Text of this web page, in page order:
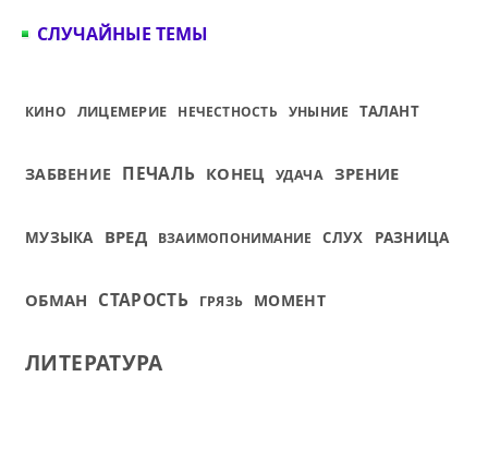
СЛУЧАЙНЫЕ ТЕМЫ
КИНО ЛИЦЕМЕРИЕ НЕЧЕСТНОСТЬ УНЫНИЕ ТАЛАНТ
ЗАБВЕНИЕ ПЕЧАЛЬ КОНЕЦ УДАЧА ЗРЕНИЕ
МУЗЫКА ВРЕД ВЗАИМОПОНИМАНИЕ СЛУХ РАЗНИЦА
ОБМАН СТАРОСТЬ ГРЯЗЬ МОМЕНТ
ЛИТЕРАТУРА